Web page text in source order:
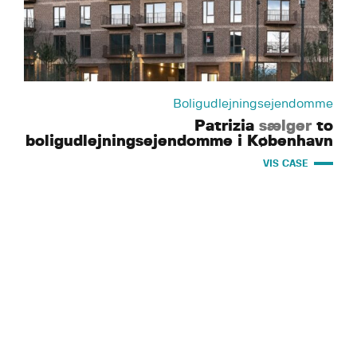
Boligudlejningsejendomme
Patrizia sælgerto
boligudlejningsejendomme i København
VIS CASE